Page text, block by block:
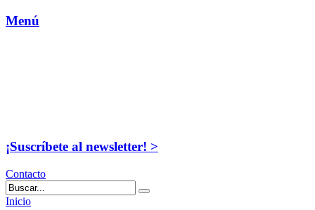
Menú
¡Suscríbete al newsletter! >
Contacto
Inicio